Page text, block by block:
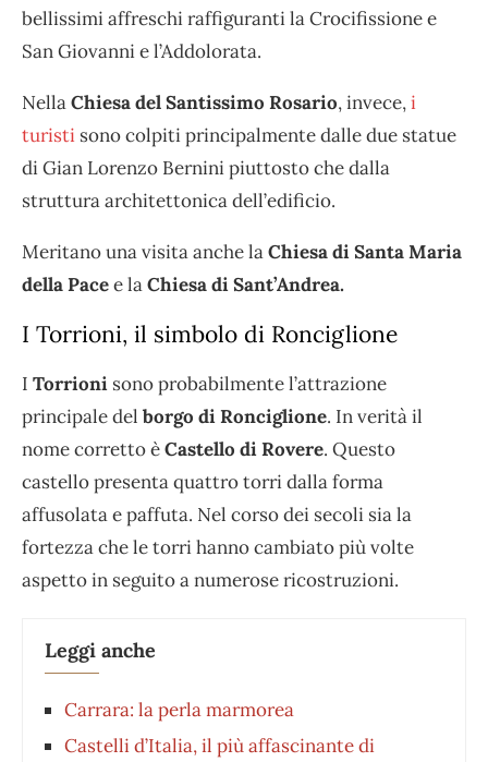
bellissimi affreschi raffiguranti la Crocifissione e
San Giovanni e l’Addolorata.
NellaChiesa del Santissimo Rosario, invece,i
turisti sono colpiti principalmente dalle due statue
di Gian Lorenzo Bernini piuttosto che dalla
struttura architettonica dell’edificio.
Meritano una visita anche laChiesa di Santa Maria
della Pacee laChiesa di Sant’Andrea.
I Torrioni, il simbolo di Ronciglione
I Torrioni sono probabilmente l’attrazione
principale del borgo di Ronciglione. In verità il
nome corretto èCastello di Rovere. Questo
castello presenta quattro torri dalla forma
affusolata e paffuta. Nel corso dei secoli sia la
fortezza che le torri hanno cambiato più volte
aspetto in seguito a numerose ricostruzioni.
Leggi anche
Carrara: la perla marmorea
Castelli d’Italia, il più affascinante di